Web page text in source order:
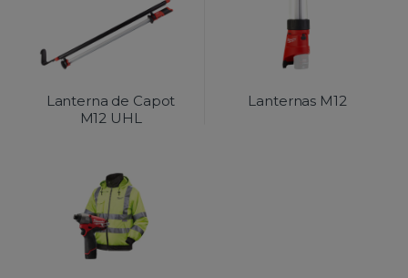
Lanterna de Capot
M12 UHL
Lanternas M12